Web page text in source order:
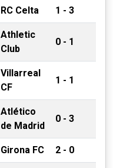
RC Celta 1 - 3
Athletic
Club
0 - 1
Villarreal
CF
1 - 1
Atlético
de Madrid
0 - 3
Girona FC 2 - 0